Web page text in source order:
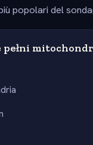
popolari del
pełni